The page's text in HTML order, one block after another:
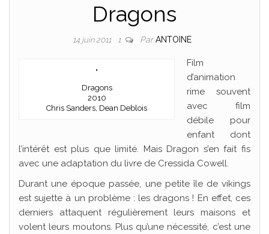
Dragons
14 juin 2011 1 ParANTOINE
Dragons
2010
Chris Sanders, Dean Deblois
Film
d’animation
rime souvent
avec film
débile pour
enfant dont
l’intérêt est plus que limité. Mais Dragon s’en fait fis
avec une adaptation du livre de Cressida Cowell.
Durant une époque passée, une petite île de vikings
est sujette à un problème : les dragons ! En effet, ces
derniers attaquent régulièrement leurs maisons et
volent leurs moutons. Plus qu’une nécessité, c’est une